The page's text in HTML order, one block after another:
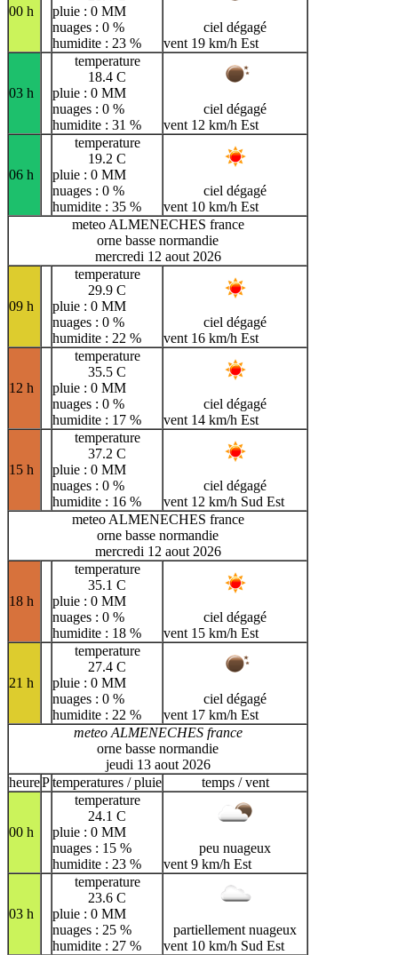
00 h
pluie : 0 MM
nuages : 0 %
humidite : 23 %
ciel dégagé
vent 19 km/h Est
03 h
temperature
18.4 C
pluie : 0 MM
nuages : 0 %
humidite : 31 %
ciel dégagé
vent 12 km/h Est
06 h
temperature
19.2 C
pluie : 0 MM
nuages : 0 %
humidite : 35 %
ciel dégagé
vent 10 km/h Est
meteo ALMENECHES france
orne basse normandie
mercredi 12 aout 2026
09 h
temperature
29.9 C
pluie : 0 MM
nuages : 0 %
humidite : 22 %
ciel dégagé
vent 16 km/h Est
12 h
temperature
35.5 C
pluie : 0 MM
nuages : 0 %
humidite : 17 %
ciel dégagé
vent 14 km/h Est
15 h
temperature
37.2 C
pluie : 0 MM
nuages : 0 %
humidite : 16 %
ciel dégagé
vent 12 km/h Sud Est
meteo ALMENECHES france
orne basse normandie
mercredi 12 aout 2026
18 h
temperature
35.1 C
pluie : 0 MM
nuages : 0 %
humidite : 18 %
ciel dégagé
vent 15 km/h Est
21 h
temperature
27.4 C
pluie : 0 MM
nuages : 0 %
humidite : 22 %
ciel dégagé
vent 17 km/h Est
meteo ALMENECHES france
orne basse normandie
jeudi 13 aout 2026
heurePtemperatures / pluie temps / vent
00 h
temperature
24.1 C
pluie : 0 MM
nuages : 15 %
humidite : 23 %
peu nuageux
vent 9 km/h Est
03 h
temperature
23.6 C
pluie : 0 MM
nuages : 25 %
humidite : 27 %
partiellement nuageux
vent 10 km/h Sud Est